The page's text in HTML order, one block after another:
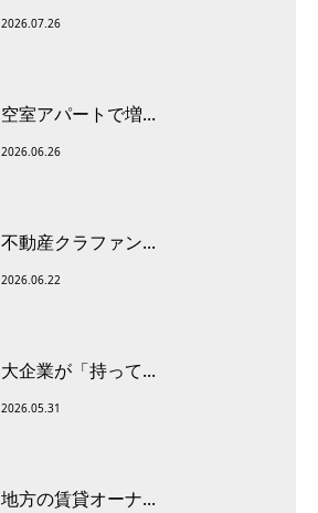
2026.07.26
空室アパートで増...
2026.06.26
不動産クラファン...
2026.06.22
大企業が「持って...
2026.05.31
地方の賃貸オーナ...